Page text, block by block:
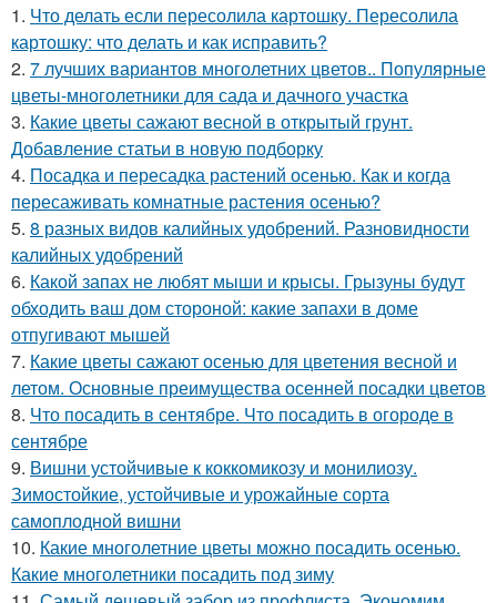
1. Что делать если пересолила картошку. Пересолила
картошку: что делать и как исправить?
2. 7 лучших вариантов многолетних цветов.. Популярные
цветы-многолетники для сада и дачного участка
3. Какие цветы сажают весной в открытый грунт.
Добавление статьи в новую подборку
4. Посадка и пересадка растений осенью. Как и когда
пересаживать комнатные растения осенью?
5. 8 разных видов калийных удобрений. Разновидности
калийных удобрений
6. Какой запах не любят мыши и крысы. Грызуны будут
обходить ваш дом стороной: какие запахи в доме
отпугивают мышей
7. Какие цветы сажают осенью для цветения весной и
летом. Основные преимущества осенней посадки цветов
8. Что посадить в сентябре. Что посадить в огороде в
сентябре
9. Вишни устойчивые к коккомикозу и монилиозу.
Зимостойкие, устойчивые и урожайные сорта
самоплодной вишни
10. Какие многолетние цветы можно посадить осенью.
Какие многолетники посадить под зиму